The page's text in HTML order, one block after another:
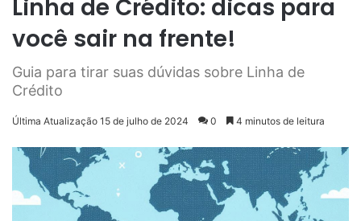
Linha de Crédito: dicas para
você sair na frente!
Guia para tirar suas dúvidas sobre Linha de
Crédito
Última Atualização 15 de julho de 2024 0 4 minutos de leitura